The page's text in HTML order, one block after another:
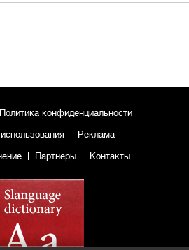
Политика конфиденциальности
Реклама
Партнеры Контакты